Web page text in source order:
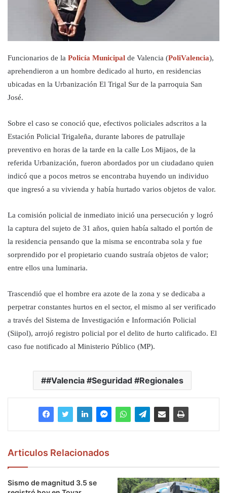
Funcionarios de la Policía Municipal de Valencia (PoliValencia),
aprehendieron a un hombre dedicado al hurto, en residencias
ubicadas en la Urbanización El Trigal Sur de la parroquia San
José.
Sobre el caso se conoció que, efectivos policiales adscritos a la
Estación Policial Trigaleña, durante labores de patrullaje
preventivo en horas de la tarde en la calle Los Mijaos, de la
referida Urbanización, fueron abordados por un ciudadano quien
indicó que a pocos metros se encontraba huyendo un individuo
que ingresó a su vivienda y había hurtado varios objetos de valor.
La comisión policial de inmediato inició una persecución y logró
la captura del sujeto de 31 años, quien había saltado el portón de
la residencia pensando que la misma se encontraba sola y fue
sorprendido por el propietario cuando sustraía objetos de valor;
entre ellos una luminaria.
Trascendió que el hombre era azote de la zona y se dedicaba a
perpetrar constantes hurtos en el sector, el mismo al ser verificado
a través del Sistema de Investigación e Información Policial
(Siipol), arrojó registro policial por el delito de hurto calificado. El
caso fue notificado al Ministerio Público (MP).
#Valencia #Seguridad #Regionales
Articulos Relacionados
Sismo de magnitud 3.5 se